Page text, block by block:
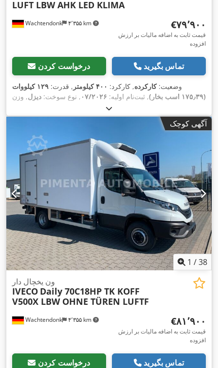
Wachtendonk ۴٬۳۵۵ km
LUFT LBW AHK LED KLIMA
‎€۷۹٬۹۰۰
قیمت ثابت به اضافه مالیات بر ارزش
افزوده
درخواست کردن تماس بگیرید
وضعیت:کارکرده, کارکرد: ۴۰۰ کیلومتر , قدرت:
۱۲۹ کیلووات
(۱۷۵٫۳۹ اسب بخار)
, ثبت‌نام اولیه: ۰۷/۲۰۲۶ , نوع سوخت: دیزل, وزن
سفید
انتشار:یورو ۶ , تعداد صندلی‌ها:۳, طول فضای بارگیری:۴٬۱۰۰
میلی‌متر
۲٬۰۰۰ میلی‌متر , تجهیزات:اِی‌بی‌اِس‎, بالابر عقب, بخاری
پارکینگ, برنامه پایداری الکترونیکی (ESP), تهویه مطبوع, فیلتر دوده,
قفل مرکزی
آگهی کوچک
1 /38
Wachtendonk ۴٬۳۵۵ km
ون یخچال دار
IVECO Daily 70C18HP TK KOFF
V500X LBW OHNE TÜREN LUFTF
‎€۸۱٬۹۰۰
قیمت ثابت به اضافه مالیات بر ارزش
افزوده
درخواست کردن تماس بگیرید